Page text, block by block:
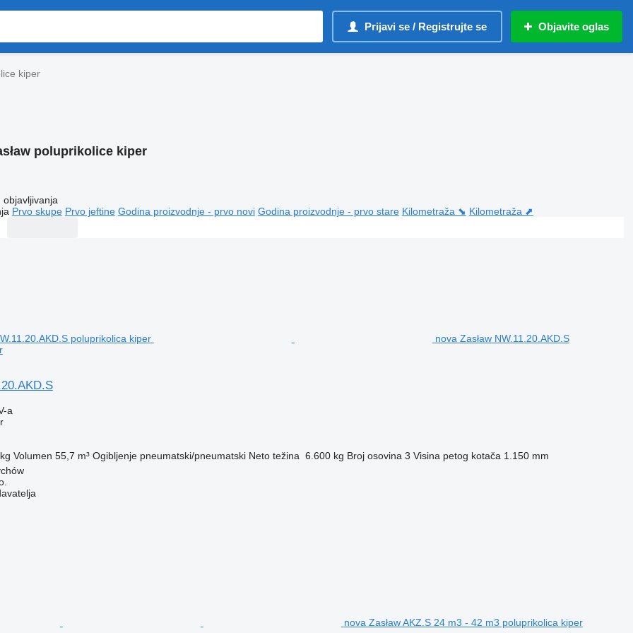
Prijavi se / Registrujte se Objavite oglas
kiper
poluprikolice kiper
objavljivanja
Prvo skupe Prvo jeftine Godina proizvodnje - prvo novi Godina proizvodnje - prvo stare Kilometraža ⬊ Kilometraža ⬈
nova Zasław NW.11.20.AKD.S
a
Volumen 55,7 m³ Ogibljenje pneumatski/pneumatski Neto težina 6.600 kg Broj osovina 3 Visina petog kotača 1.150 mm
nova Zasław AKZ.S 24 m3 - 42 m3 poluprikolica kiper